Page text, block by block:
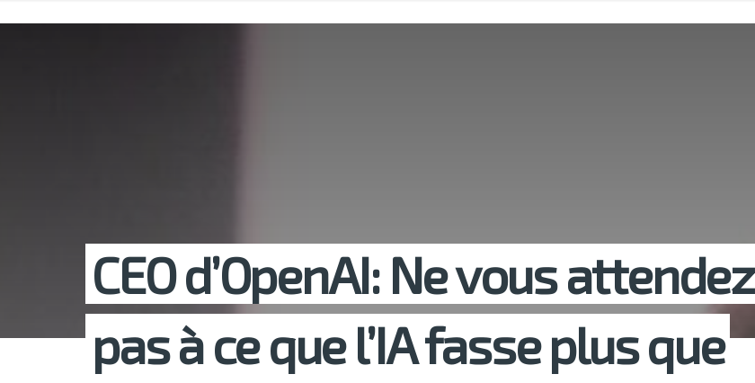
CEO d’OpenAI: Ne vous attendez
pas à ce que l’IA fasse plus que